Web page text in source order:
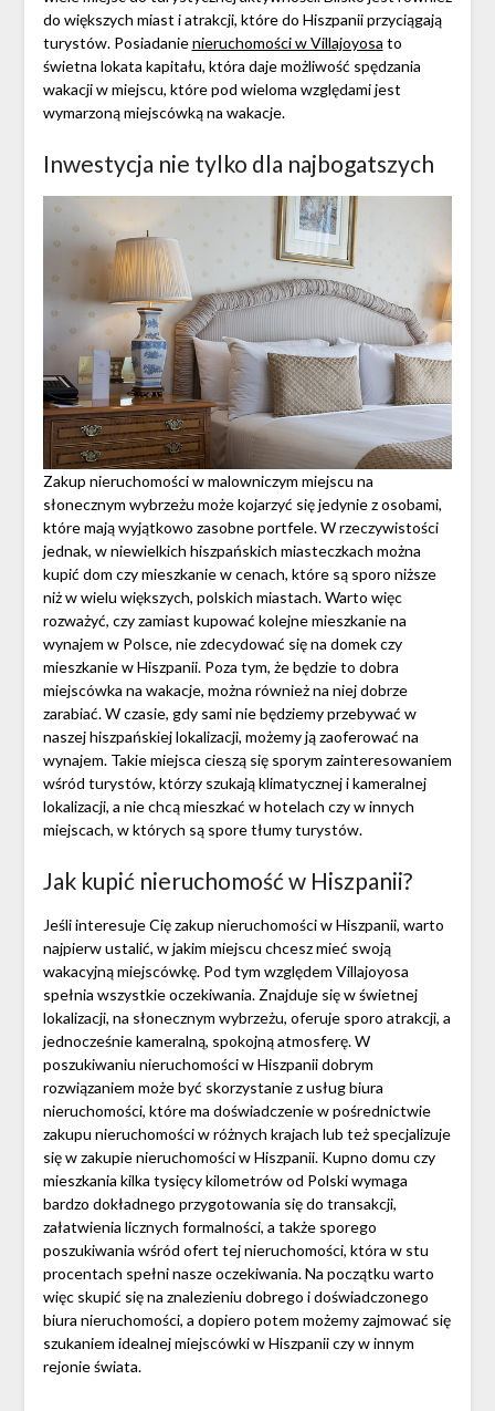
do większych miast i atrakcji, które do Hiszpanii przyciągają
turystów. Posiadanienieruchomości w Villajoyosa to
świetna lokata kapitału, która daje możliwość spędzania
wakacji w miejscu, które pod wieloma względami jest
wymarzoną miejscówką na wakacje.
Inwestycja nie tylko dla najbogatszych
Zakup nieruchomości w malowniczym miejscu na
słonecznym wybrzeżu może kojarzyć się jedynie z osobami,
które mają wyjątkowo zasobne portfele. W rzeczywistości
jednak, w niewielkich hiszpańskich miasteczkach można
kupić dom czy mieszkanie w cenach, które są sporo niższe
niż w wielu większych, polskich miastach. Warto więc
rozważyć, czy zamiast kupować kolejne mieszkanie na
wynajem w Polsce, nie zdecydować się na domek czy
mieszkanie w Hiszpanii. Poza tym, że będzie to dobra
miejscówka na wakacje, można również na niej dobrze
zarabiać. W czasie, gdy sami nie będziemy przebywać w
naszej hiszpańskiej lokalizacji, możemy ją zaoferować na
wynajem. Takie miejsca cieszą się sporym zainteresowaniem
wśród turystów, którzy szukają klimatycznej i kameralnej
lokalizacji, a nie chcą mieszkać w hotelach czy w innych
miejscach, w których są spore tłumy turystów.
Jak kupić nieruchomość w Hiszpanii?
Jeśli interesuje Cię zakup nieruchomości w Hiszpanii, warto
najpierw ustalić, w jakim miejscu chcesz mieć swoją
wakacyjną miejscówkę. Pod tym względem Villajoyosa
spełnia wszystkie oczekiwania. Znajduje się w świetnej
lokalizacji, na słonecznym wybrzeżu, oferuje sporo atrakcji, a
jednocześnie kameralną, spokojną atmosferę. W
poszukiwaniu nieruchomości w Hiszpanii dobrym
rozwiązaniem może być skorzystanie z usług biura
nieruchomości, które ma doświadczenie w pośrednictwie
zakupu nieruchomości w różnych krajach lub też specjalizuje
się w zakupie nieruchomości w Hiszpanii. Kupno domu czy
mieszkania kilka tysięcy kilometrów od Polski wymaga
bardzo dokładnego przygotowania się do transakcji,
załatwienia licznych formalności, a także sporego
poszukiwania wśród ofert tej nieruchomości, która w stu
procentach spełni nasze oczekiwania. Na początku warto
więc skupić się na znalezieniu dobrego i doświadczonego
biura nieruchomości, a dopiero potem możemy zajmować się
szukaniem idealnej miejscówki w Hiszpanii czy w innym
rejonie świata.